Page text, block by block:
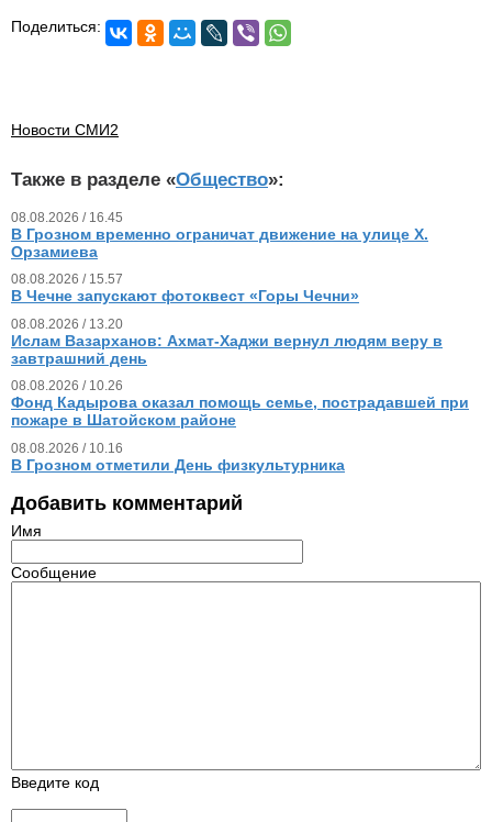
Поделиться:
Новости СМИ2
Также в разделе «Общество»:
08.08.2026 / 16.45
В Грозном временно ограничат движение на улице Х.
Орзамиева
08.08.2026 / 15.57
В Чечне запускают фотоквест «Горы Чечни»
08.08.2026 / 13.20
Ислам Вазарханов: Ахмат-Хаджи вернул людям веру в
завтрашний день
08.08.2026 / 10.26
Фонд Кадырова оказал помощь семье, пострадавшей при
пожаре в Шатойском районе
08.08.2026 / 10.16
В Грозном отметили День физкультурника
Добавить комментарий
Имя
Сообщение
Введите код